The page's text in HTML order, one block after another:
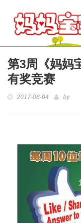
第3周《妈妈
有奖竞赛
2017-08-04 by